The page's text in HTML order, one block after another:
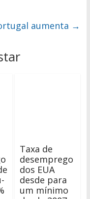
aumenta →
Taxa de
desemprego
dos EUA
desde para
um mínimo